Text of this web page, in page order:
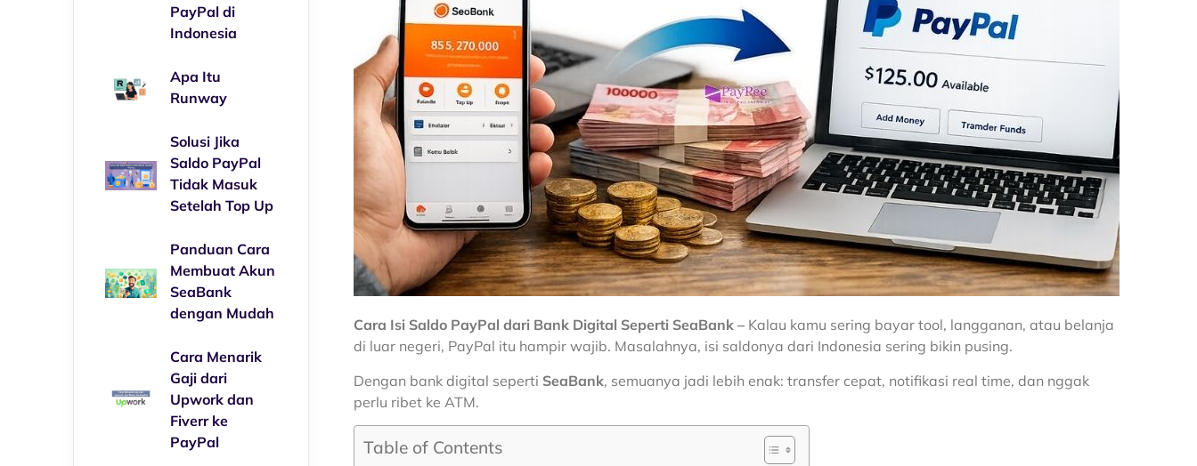
PayPal di
Indonesia
Apa Itu
Runway
Solusi Jika
Saldo PayPal
Tidak Masuk
Setelah Top Up
Panduan Cara
Membuat Akun
SeaBank
dengan Mudah
Cara Menarik
Gaji dari
Upwork dan
Fiverr ke
PayPal
Cara Isi Saldo PayPal dari Bank Digital Seperti SeaBank – Kalau kamu sering bayar tool, langganan, atau belanja
di luar negeri, PayPal itu hampir wajib. Masalahnya, isi saldonya dari Indonesia sering bikin pusing.
Dengan bank digital seperti SeaBank, semuanya jadi lebih enak: transfer cepat, notifikasi real time, dan nggak
perlu ribet ke ATM.
Table of Contents